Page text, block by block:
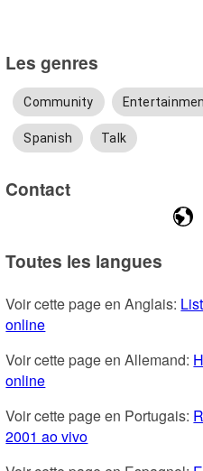
Les genres
Community
Spanish Talk
Contact
Toutes les langues
Voir cette page en Anglais:
online
Voir cette page en Allemand:
online
Voir cette page en Portugais:
2001 ao vivo